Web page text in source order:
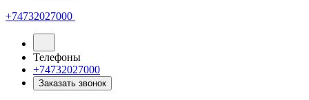
+74732027000
Телефоны
+74732027000
Заказать звонок